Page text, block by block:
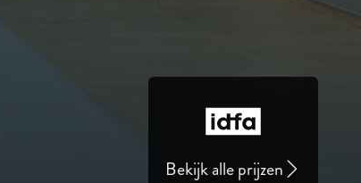
Bekijk alle prijzen